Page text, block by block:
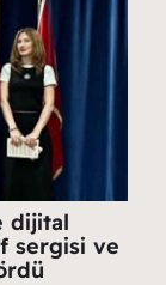
dijital
sergisi ve